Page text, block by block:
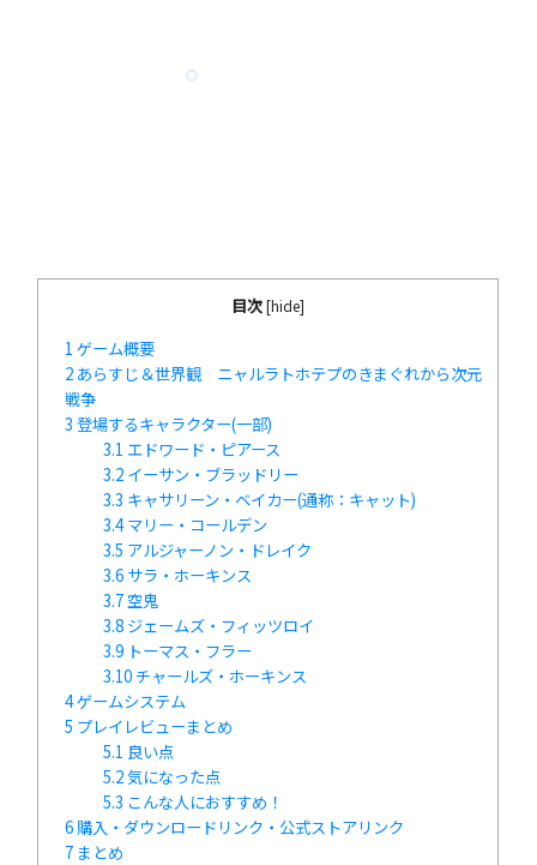
目次[hide]
1 ゲーム概要
2 あらすじ＆世界観 ニャルラトホテプのきまぐれから次元
戦争
3 登場するキャラクター(一部)
3.1 エドワード・ピアース
3.2イーサン・ブラッドリー
3.3 キャサリーン・ベイカー(通称：キャット)
3.4マリー・コールデン
3.5 アルジャーノン・ドレイク
3.6サラ・ホーキンス
3.7空鬼
3.8ジェームズ・フィッツロイ
3.9トーマス・フラー
3.10チャールズ・ホーキンス
4ゲームシステム
5 プレイレビューまとめ
5.1 良い点
5.2気になった点
5.3 こんな人におすすめ！
6 購入・ダウンロードリンク・公式ストアリンク
7 まとめ